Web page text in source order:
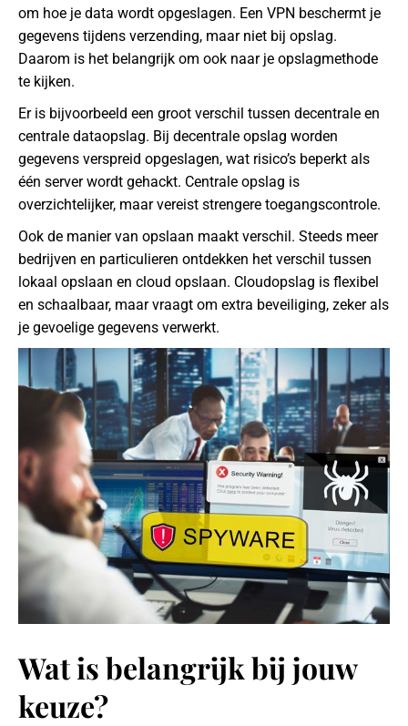
om hoe je data wordt opgeslagen. Een VPN beschermt je
gegevens tijdens verzending, maar niet bij opslag.
Daarom is het belangrijk om ook naar je opslagmethode
te kijken.
Er is bijvoorbeeld een groot verschil tussen decentrale en
centrale dataopslag. Bij decentrale opslag worden
gegevens verspreid opgeslagen, wat risico’s beperkt als
één server wordt gehackt. Centrale opslag is
overzichtelijker, maar vereist strengere toegangscontrole.
Ook de manier van opslaan maakt verschil. Steeds meer
bedrijven en particulieren ontdekken het verschil tussen
lokaal opslaan en cloud opslaan. Cloudopslag is flexibel
en schaalbaar, maar vraagt om extra beveiliging, zeker als
je gevoelige gegevens verwerkt.
Wat is belangrijk bij jouw
keuze?